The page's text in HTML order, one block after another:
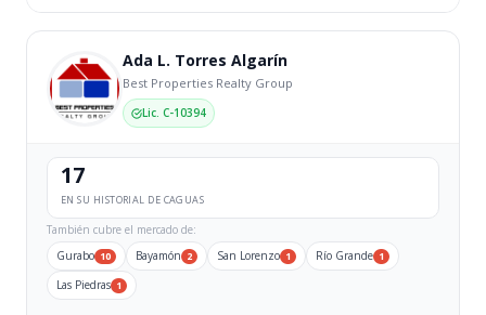
Ada L. Torres Algarín
Best Properties Realty Group
Lic. C-10394
17
EN SU HISTORIAL DE CAGUAS
También cubre el mercado de:
Gurabo 10 Bayamón 2 San Lorenzo 1 Río Grande 1
Las Piedras 1